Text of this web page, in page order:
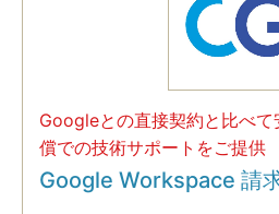
Googleとの直接契約と比べ
償での技術サポートをご提供
Google Workspace 請